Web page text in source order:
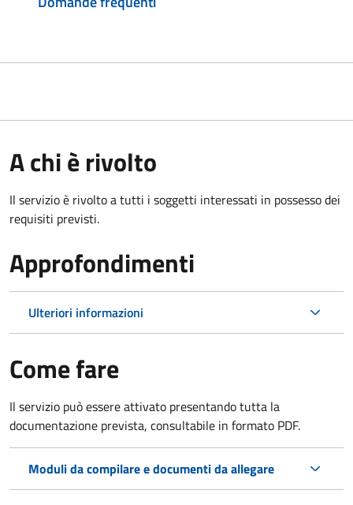
A chi è rivolto
Il servizio è rivolto a tutti i soggetti interessati in possesso dei
requisiti previsti.
Approfondimenti
Ulteriori informazioni
Come fare
Il servizio può essere attivato presentando tutta la
documentazione prevista, consultabile in formato PDF.
Moduli da compilare e documenti da allegare